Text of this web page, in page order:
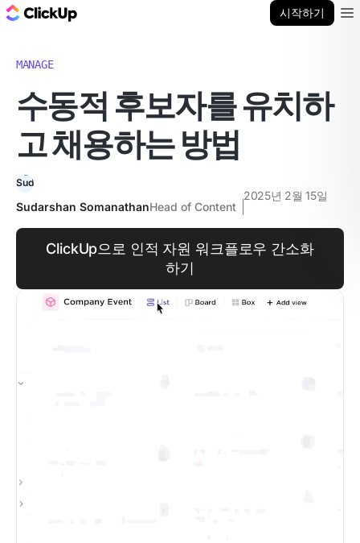
시작하기
MANAGE
수동적 후보자를 유치하
고 채용하는 방법
Sudarshan SomanathanHead of Content
2025년 2월 15일
ClickUp으로 인적 자원 워크플로우 간소화
하기